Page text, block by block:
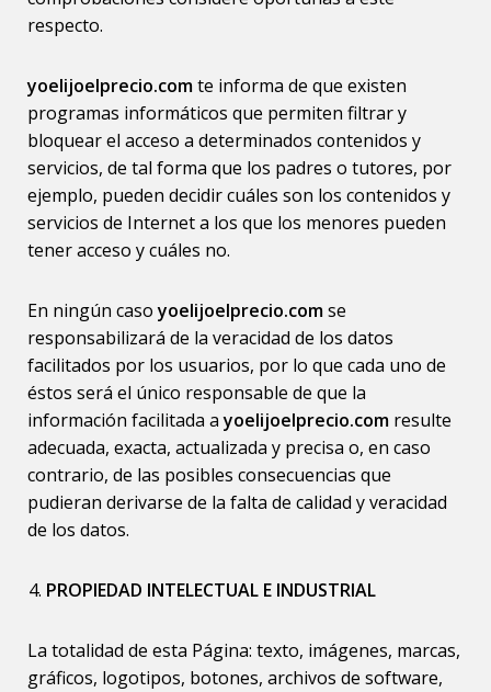
respecto.
yoelijoelprecio.comte informa de que existen
programas informáticos que permiten filtrar y
bloquear el acceso a determinados contenidos y
servicios, de tal forma que los padres o tutores, por
ejemplo, pueden decidir cuáles son los contenidos y
servicios de Internet a los que los menores pueden
tener acceso y cuáles no.
En ningún casoyoelijoelprecio.comse
responsabilizará de la veracidad de los datos
facilitados por los usuarios, por lo que cada uno de
éstos será el único responsable de que la
información facilitada ayoelijoelprecio.com resulte
adecuada, exacta, actualizada y precisa o, en caso
contrario, de las posibles consecuencias que
pudieran derivarse de la falta de calidad y veracidad
de los datos.
PROPIEDAD INTELECTUAL E INDUSTRIAL
La totalidad de esta Página: texto, imágenes, marcas,
gráficos, logotipos, botones, archivos de software,